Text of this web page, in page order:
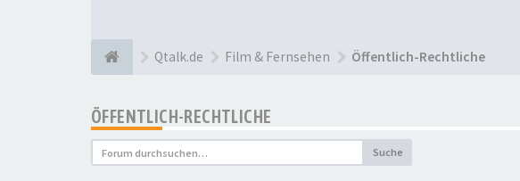
Qtalk.de Film & Fernsehen Öffentlich-Rechtliche
ÖFFENTLICH-RECHTLICHE
Suche